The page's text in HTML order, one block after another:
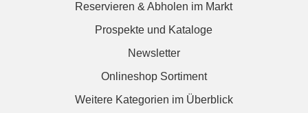
Reservieren & Abholen im Markt
Prospekte und Kataloge
Newsletter
Onlineshop Sortiment
Weitere Kategorien im Überblick